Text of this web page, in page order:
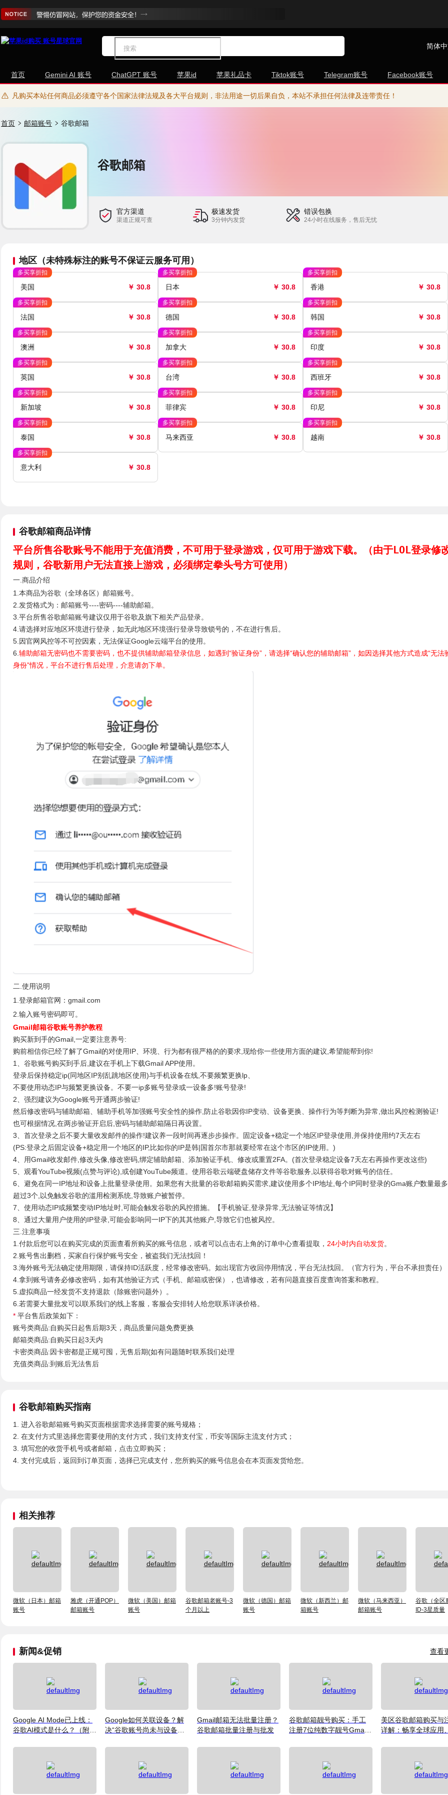
简体
首页 Gemini AI 账号 ChatGPT 账号 苹果id 苹果礼品卡 Tiktok账号 Telegram账号 Facebook账号
凡购买本站任何商品必须遵守各个国家法律法规及各大平台规则，非法用途一切后果自负，本站不承担任何法律及连带责任！
首页 邮箱账号 谷歌邮箱
谷歌邮箱
官方渠道
渠道正规可查
极速发货
3分钟内发货
错误包换
24小时在线服务，售后无忧
地区（未特殊标注的账号不保证云服务可用）
美国 ￥ 30.8
多买享折扣
日本 ￥ 30.8
多买享折扣
香港 ￥ 30.8
多买享折扣
法国 ￥ 30.8
多买享折扣
德国 ￥ 30.8
多买享折扣
韩国 ￥ 30.8
多买享折扣
澳洲 ￥ 30.8
多买享折扣
加拿大 ￥ 30.8
多买享折扣
印度 ￥ 30.8
多买享折扣
英国 ￥ 30.8
多买享折扣
台湾 ￥ 30.8
多买享折扣
西班牙 ￥ 30.8
多买享折扣
新加坡 ￥ 30.8
多买享折扣
菲律宾 ￥ 30.8
多买享折扣
印尼 ￥ 30.8
多买享折扣
泰国 ￥ 30.8
多买享折扣
马来西亚 ￥ 30.8
多买享折扣
越南 ￥ 30.8
多买享折扣
意大利 ￥ 30.8
多买享折扣
谷歌邮箱商品详情
平台所售谷歌账号不能用于充值消费，不可用于登录游戏，仅可用于游戏下载。（由于LOL登录修
规则，谷歌新用户无法直接上游戏，必须绑定拳头号方可使用）
一.商品介绍
1.本商品为谷歌（全球各区）邮箱账号。
2.发货格式为：邮箱账号----密码----辅助邮箱。
3.平台所售谷歌邮箱账号建议仅用于谷歌及旗下相关产品登录。
4.请选择对应地区环境进行登录，如无此地区环境强行登录导致锁号的，不在进行售后。
5.因官网风控等不可控因素，无法保证Google云端平台的使用。
6. 辅助邮箱无密码也不需要密码，也不提供辅助邮箱登录信息，如遇到“验证身份”，请选择“确认您的辅助邮箱”，如因选择其他方式造成“无法
身份”情况，平台不进行售后处理，介意请勿下单。
二.使用说明
1.登录邮箱官网：gmail.com
2.输入账号密码即可。
Gmail邮箱谷歌账号养护教程
购买新到手的Gmail,一定要注意养号:
购前相信你已经了解了Gmail的对使用IP、环境、行为都有很严格的的要求,现给你一些使用方面的建议,希望能帮到你!
1、谷歌账号购买到手后,建议在手机上下载Gmail APP使用。
登录后保持稳定ip(同地区IP别乱跳地区使用)与手机设备在线,不要频繁更换lp、
不要使用动态IP与频繁更换设备。不要一ip多账号登录或一设备多!账号登录!
2、强烈建议为Google账号开通两步验证!
然后修改密码与辅助邮箱、辅助手机等加强账号安全性的操作,防止谷歌因你IP变动、设备更换、操作行为等判断为异常,做出风控检测验证!
也可根据情况,在两步验证开启后,密码与辅助邮箱隔日再设置。
3、首次登录之后不要大量收发邮件的操作!建议养一段时间再逐步步操作。固定设备+稳定一个地区IP登录使用,并保持使用约7天左右
(PS:登录之后固定设备+稳定用一个地区的IP,比如你的IP是韩|国首尔市那就要经常在这个市区的IP使用。)
4、用Gmail收发邮件,修改头像,修改密码,绑定辅助邮箱、添加验证手机、修改或重置2FA。(首次登录稳定设备7天左右再操作更改这些)
5、观看YouTube视频(点赞与评论),或创建YouTube频道。使用谷歌云端硬盘储存文件等谷歌服务,以获得谷歌对账号的信任。
6、避免在同一IP地址和设备上批量登录使用。如果您有大批量的谷歌邮箱购买需求,建议使用多个IP地址,每个IP同时登录的Gma账户数量最
超过3个,以免触发谷歌的滥用检测系统,导致账户被暂停。
7、使用动态IP或频繁变动IP地址时,可能会触发谷歌的风控措施。【手机验证,登录异常,无法验证等情况】
8、通过大量用户使用的IP登录,可能会影响同一IP下的其其他账户,导致它们也被风控。
三.注意事项
1.付款后您可以在购买完成的页面查看所购买的账号信息，或者可以点击右上角的订单中心查看提取， 24小时内自动发货。
2.账号售出删档，买家自行保护账号安全，被盗我们无法找回！
3.海外账号无法确定使用期限，请保持ID活跃度，经常修改密码。如出现官方收回停用情况，平台无法找回。（官方行为，平台不承担责任）
4.拿到账号请务必修改密码，如有其他验证方式（手机、邮箱或密保），也请修改，若有问题直接百度查询答案和教程。
5.虚拟商品一经发货不支持退款（除账密问题外）。
6.若需要大量批发可以联系我们的线上客服，客服会安排转人给您联系详谈价格。
* 平台售后政策如下：
账号类商品:自购买日起售后期3天，商品质量问题免费更换
邮箱类商品:自购买日起3天内
卡密类商品:因卡密都是正规可囤，无售后期(如有问题随时联系我们处理
充值类商品:到账后无法售后
谷歌邮箱购买指南
1. 进入谷歌邮箱账号购买页面根据需求选择需要的账号规格；
2. 在支付方式里选择您需要使用的支付方式，我们支持支付宝，币安等国际主流支付方式；
3. 填写您的收货手机号或者邮箱，点击立即购买；
4. 支付完成后，返回到订单页面，选择已完成支付，您所购买的账号信息会在本页面发货给您。
相关推荐
微软（日本）邮箱
账号
雅虎（开通POP）
邮箱账号
微软（美国）邮箱
账号
谷歌邮箱老账号-3
个月以上
微软（德国）邮箱
账号
微软（新西兰）邮
箱账号
微软（马来西亚）
邮箱账号
谷歌（全区
ID-3星质量
新闻&促销 查看
Google AI Mode已上线：
谷歌AI模式是什么？（附谷
Google如何关联设备？解
决“谷歌账号尚未与设备关
Gmail邮箱无法批量注册？
谷歌邮箱批量注册与批发
谷歌邮箱靓号购买：手工
注册7位纯数字靓号Gmail
美区谷歌邮箱购买与
详解：畅享全球应用